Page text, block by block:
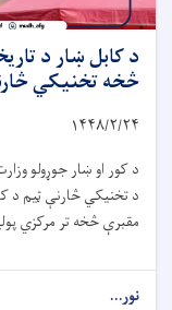
د کابل ښار د
څخه تخنیکي
۱۴۴۸/۲/۲۴
د کور او ښار جوړولو
د تخنیکي څارنې ټیم د
مقبرې څخه تر مرکزي
نور...